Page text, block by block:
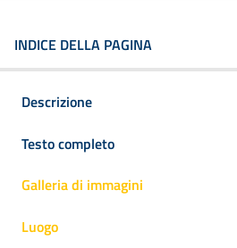
INDICE DELLA PAGINA
Descrizione
Testo completo
Galleria di immagini
Luogo